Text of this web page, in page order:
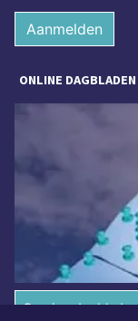
Aanmelden
ONLINE DAGBLADEN
Overige